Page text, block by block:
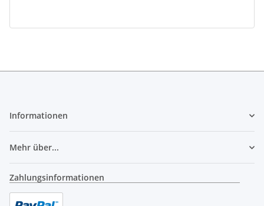
Informationen
Mehr über...
Zahlungsinformationen